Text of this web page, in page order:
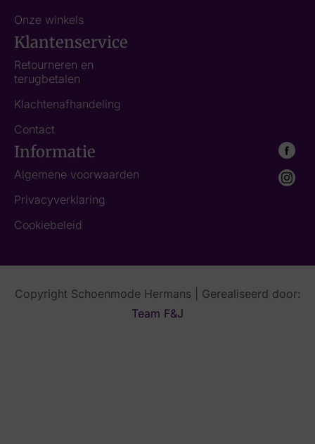
Onze winkels
Klantenservice
Retourneren en
terugbetalen
Klachtenafhandeling
Contact
Informatie
Algemene voorwaarden
Privacyverklaring
Cookiebeleid
Copyright Schoenmode Hermans | Gerealiseerd door:
Team F&J